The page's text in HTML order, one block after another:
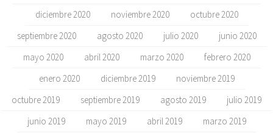
diciembre 2020
noviembre 2020
octubre 2020
septiembre 2020
agosto 2020 julio 2020
junio 2020
mayo 2020
abril 2020 marzo 2020
febrero 2020
enero 2020
diciembre 2019
noviembre 2019
octubre 2019
septiembre 2019 agosto 2019
julio 2019
junio 2019
mayo 2019 abril 2019
marzo 2019